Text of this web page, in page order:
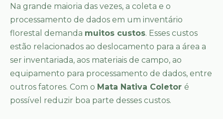
Na grande maioria das vezes, a coleta e o
processamento de dados em um inventário
florestal demanda muitos custos. Esses custos
estão relacionados ao deslocamento para a área a
ser inventariada, aos materiais de campo, ao
equipamento para processamento de dados, entre
outros fatores. Com o Mata Nativa Coletor é
possível reduzir boa parte desses custos.